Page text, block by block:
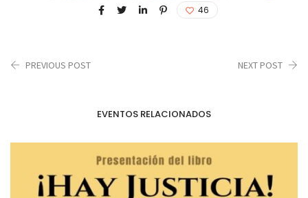
46
PREVIOUS POST NEXT POST
EVENTOS RELACIONADOS